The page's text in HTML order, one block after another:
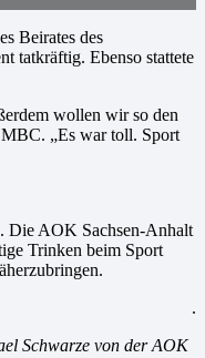
Beirates des
tatkräftig. Ebenso stattete
wollen wir so den
„Es war toll. Sport
Die AOK Sachsen-Anhalt
Trinken beim Sport
.
Schwarze von der AOK